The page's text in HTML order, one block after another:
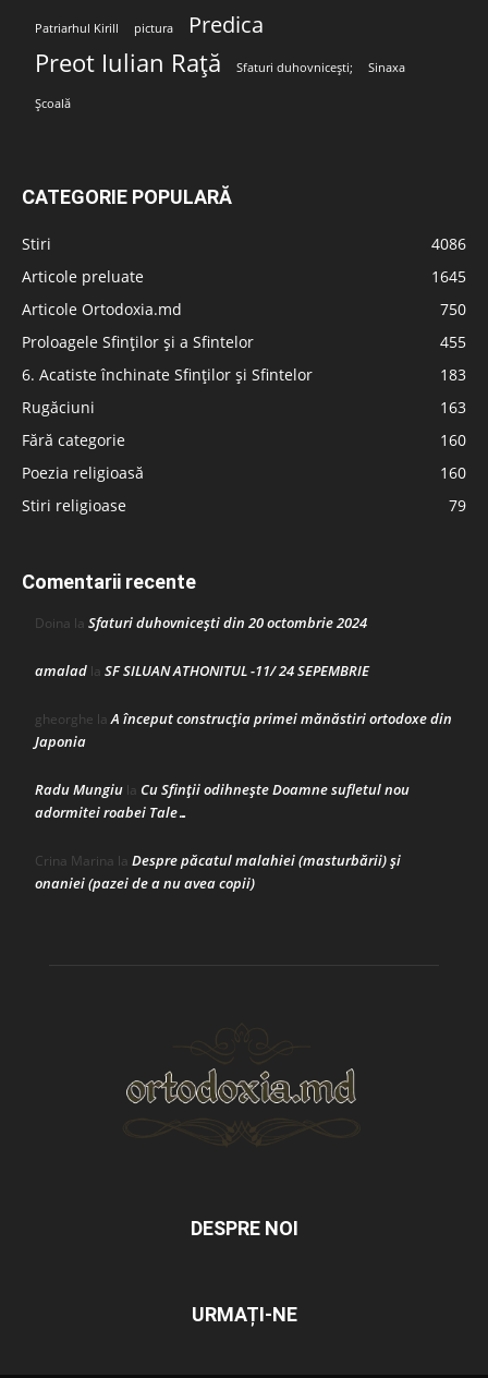
Patriarhul Kirill pictura Predica
Preot Iulian Rață Sfaturi duhovnicești; Sinaxa
Școală
CATEGORIE POPULARĂ
Stiri
4086
Articole preluate
1645
Articole Ortodoxia.md
750
Proloagele Sfinților și a Sfintelor
455
6. Acatiste închinate Sfinților și Sfintelor
183
Rugăciuni
163
Fără categorie
160
Poezia religioasă
160
Stiri religioase
79
Comentarii recente
Doina la Sfaturi duhovnicești din 20 octombrie 2024
amalad la SF SILUAN ATHONITUL -11/ 24 SEPEMBRIE
gheorghe laA început construcţia primei mănăstiri ortodoxe din
Japonia
Radu Mungiu la Cu Sfinții odihnește Doamne sufletul nou
adormitei roabei Tale…
Crina Marina la Despre păcatul malahiei (masturbării) şi
onaniei (pazei de a nu avea copii)
DESPRE NOI
URMAȚI-NE